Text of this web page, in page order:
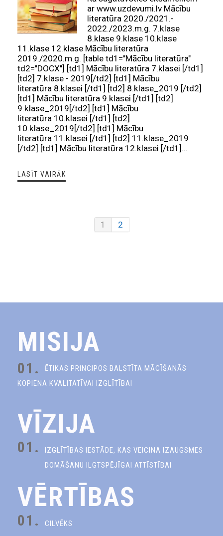
ar www.uzdevumi.lv Mācību
literatūra 2020./2021.-
2022./2023.m.g. 7.klase
8.klase 9.klase 10.klase
11.klase 12.klase Mācību literatūra
2019./2020.m.g. [table td1="Mācību literatūra"
td2="DOCX"] [td1] Mācību literatūra 7.klasei [/td1]
[td2] 7.klase - 2019[/td2] [td1] Mācību
literatūra 8.klasei [/td1] [td2] 8.klase_2019 [/td2]
[td1] Mācību literatūra 9.klasei [/td1] [td2]
9.klase_2019[/td2] [td1] Mācību
literatūra 10.klasei [/td1] [td2]
10.klase_2019[/td2] [td1] Mācību
literatūra 11.klasei [/td1] [td2] 11.klase_2019
[/td2] [td1] Mācību literatūra 12.klasei [/td1]…
LASĪT VAIRĀK
1 2
MISIJA
01.
ĒTIKAS PRINCIPOS BALSTĪTA MĀCĪŠANĀS
KOPIENA KVALITATĪVAI IZGLĪTĪBAI
VĪZIJA
01.
IZGLĪTĪBAS IESTĀDE, KAS VEICINA IZAUGSMES
DOMĀŠANU ILGTSPĒJĪGAI ATTĪSTĪBAI
VĒRTĪBAS
01. CILVĒKS